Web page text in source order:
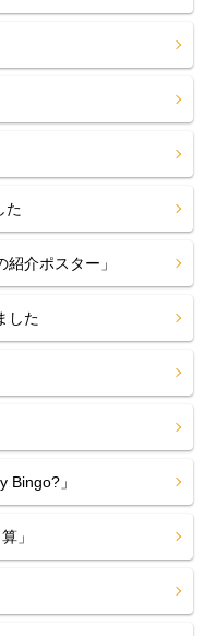
た
紹介ポスター」
した
Bingo?」
」